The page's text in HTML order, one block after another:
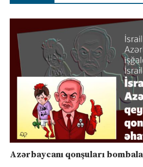
Azərbaycanı qonşuları